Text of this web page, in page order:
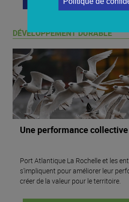
DÉVELOPPEMENT DURABLE
Une performance collective
Port Atlantique La Rochelle et les
s’impliquent pour améliorer leur
créer de la valeur pour le territoire.